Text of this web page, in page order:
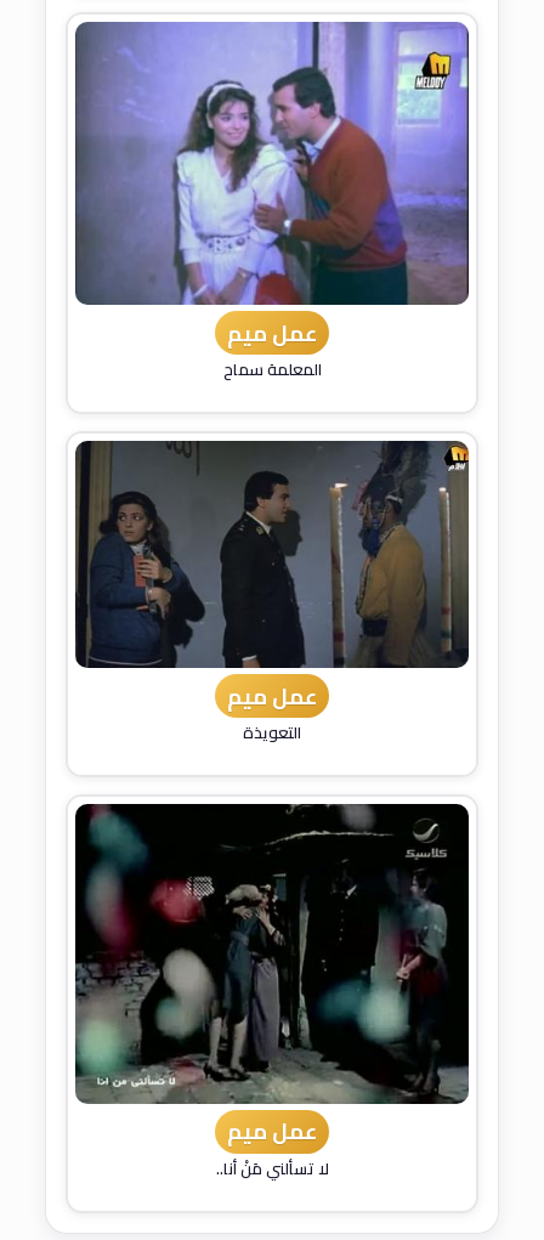
عمل ميم
المعلمة سماح
عمل ميم
التعويذة
عمل ميم
لا تسألني مَنْ أنا..